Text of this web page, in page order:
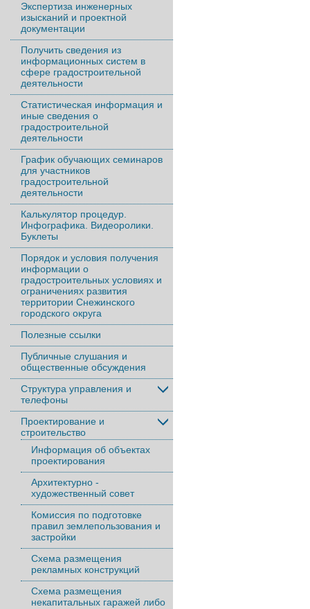
Экспертиза инженерных
изысканий и проектной
документации
Получить сведения из
информационных систем в
сфере градостроительной
деятельности
Статистическая информация и
иные сведения о
градостроительной
деятельности
График обучающих семинаров
для участников
градостроительной
деятельности
Калькулятор процедур.
Инфографика. Видеоролики.
Буклеты
Порядок и условия получения
информации о
градостроительных условиях и
ограничениях развития
территории Снежинского
городского округа
Полезные ссылки
Публичные слушания и
общественные обсуждения
Структура управления и
телефоны
Проектирование и
строительство
Информация об объектах
проектирования
Архитектурно -
художественный совет
Комиссия по подготовке
правил землепользования и
застройки
Схема размещения
рекламных конструкций
Схема размещения
некапитальных гаражей либо